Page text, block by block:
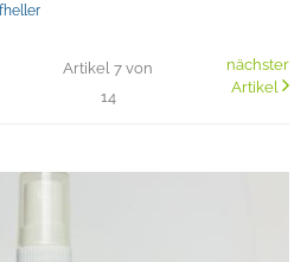
Artikel 7 von
14
nächster
Artikel